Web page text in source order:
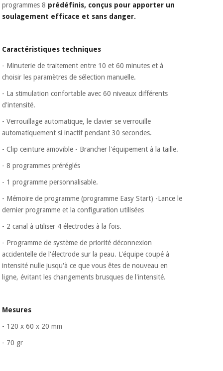
chirurgicaux
(déstockage)
Armoires
Orthopédie
Instruments
chirurgicaux
programmes 8 prédéfinis, conçus pour apporter un
soulagement efficace et sans danger.
Caractéristiques techniques
- Minuterie de traitement entre 10 et 60 minutes et à
choisir les paramètres de sélection manuelle.
- La stimulation confortable avec 60 niveaux différents
d'intensité.
- Verrouillage automatique, le clavier se verrouille
automatiquement si inactif pendant 30 secondes.
- Clip ceinture amovible - Brancher l'équipement à la taille.
- 8 programmes préréglés
- 1 programme personnalisable.
- Mémoire de programme (programme Easy Start) -Lance le
dernier programme et la configuration utilisées
- 2 canal à utiliser 4 électrodes à la fois.
- Programme de système de priorité déconnexion
accidentelle de l'électrode sur la peau. L'équipe coupé à
intensité nulle jusqu'à ce que vous êtes de nouveau en
ligne, évitant les changements brusques de l'intensité.
Mesures
- 120 x 60 x 20 mm
- 70 gr